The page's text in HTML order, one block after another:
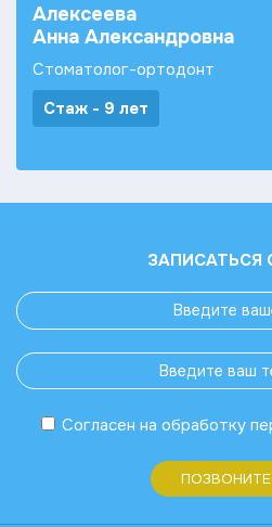
Алексеева
Анна Александровна
Стоматолог-ортодонт
Стаж - 9 лет
ЗАПИСАТЬСЯ
Согласен на обработку